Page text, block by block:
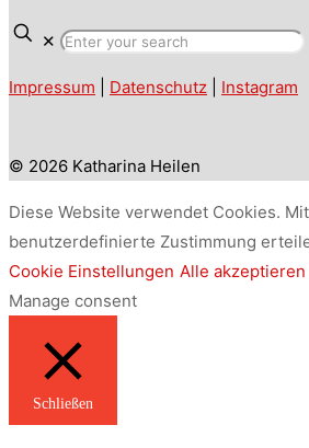
✕
Impressum Datenschutz Instagram
© 2026 Katharina Heilen
Diese Website verwendet Cookies.
benutzerdefinierte Zustimmung
Cookie Einstellungen Alle akzeptieren
Manage consent
Schließen